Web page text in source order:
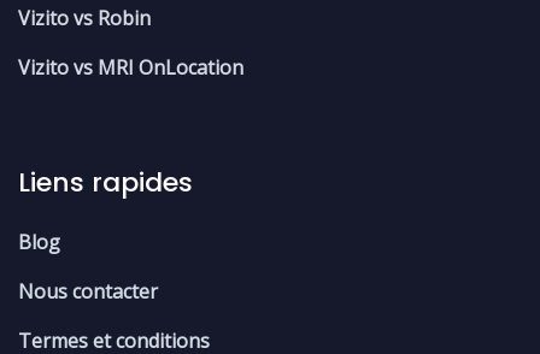
Vizito vs Robin
Vizito vs MRI OnLocation
Liens rapides
Blog
Nous contacter
Termes et conditions